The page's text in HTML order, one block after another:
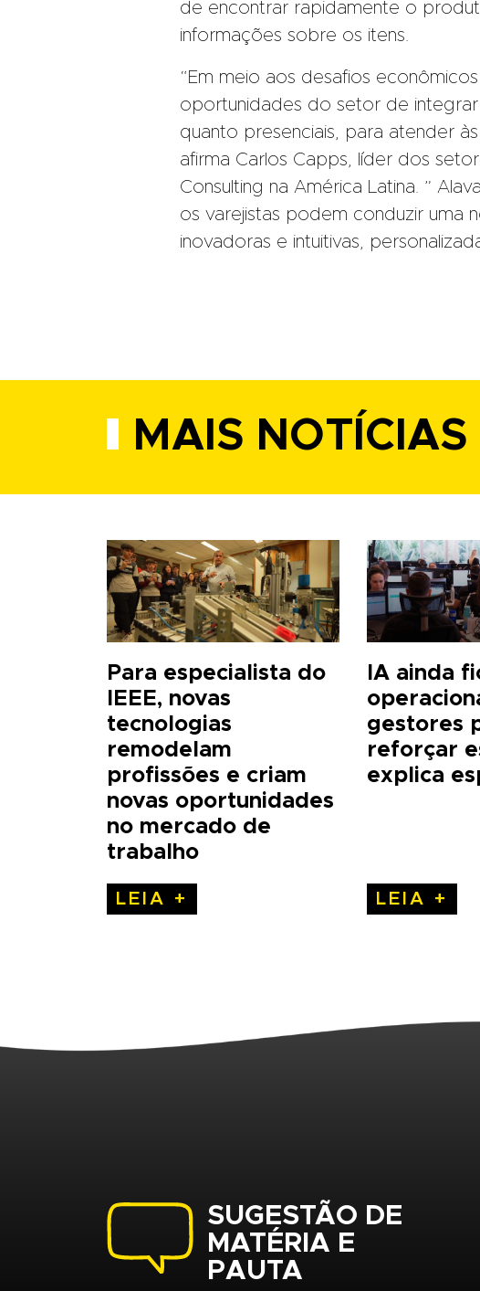
de encontrar rapidamente o
informações sobre os itens.
“Em meio aos desafios
oportunidades do setor de
quanto presenciais, para atender
afirma Carlos Capps, líder dos
Consulting na América Latina. ”
os varejistas podem conduzir uma
inovadoras e intuitivas,
MAIS NOTÍCIAS
Para especialista do
IEEE, novas
tecnologias
remodelam
profissões e criam
novas oportunidades
no mercado de
trabalho
LEIA +
IA ainda
gestores
reforçar
explica
LEIA +
SUGESTÃO DE
MATÉRIA E
PAUTA